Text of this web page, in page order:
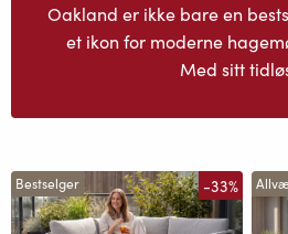
Oakland er ikke bare en
et ikon for moderne
Med sitt
Bestselger -33%